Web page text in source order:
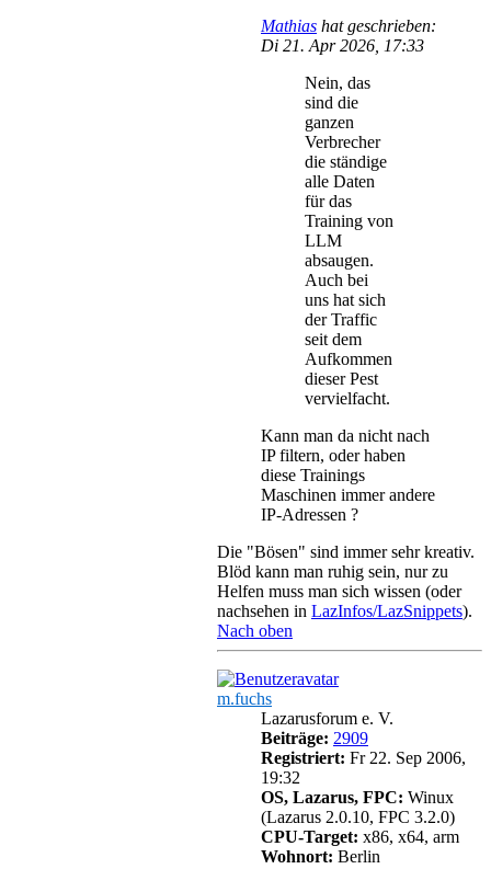
Mathias hat geschrieben:
Di 21. Apr 2026, 17:33
Nein, das
sind die
ganzen
Verbrecher
die ständige
alle Daten
für das
Training von
LLM
absaugen.
Auch bei
uns hat sich
der Traffic
seit dem
Aufkommen
dieser Pest
vervielfacht.
Kann man da nicht nach
IP filtern, oder haben
diese Trainings
Maschinen immer andere
IP-Adressen ?
Die "Bösen" sind immer sehr kreativ.
Blöd kann man ruhig sein, nur zu
Helfen muss man sich wissen (oder
nachsehen in LazInfos/LazSnippets).
Nach oben
m.fuchs
Lazarusforum e. V.
Beiträge: 2909
Registriert: Fr 22. Sep 2006,
19:32
OS, Lazarus, FPC: Winux
(Lazarus 2.0.10, FPC 3.2.0)
CPU-Target: x86, x64, arm
Wohnort: Berlin